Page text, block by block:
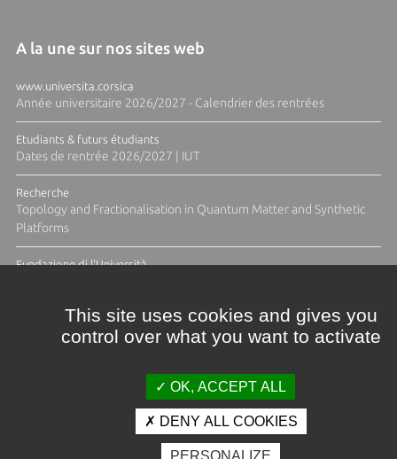
A la une sur nos sites web
www.universita.corsica
Année universitaire 2026/2027 - Calendrier des rentrées
Etudiants & futurs étudiants
Dates de rentrée 2026/2027 | IUT
Recherche
Topology and Fractionalisation in Quantum Matter and Synthetic
Platforms
Fundazione di l'Università
Crédits et mentions légales
This site uses cookies and gives you
control over what you want to activate
OK, ACCEPT ALL
DENY ALL COOKIES
PERSONALIZE